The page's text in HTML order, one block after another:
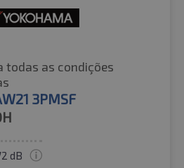
todas as condições
3PMSF
dB